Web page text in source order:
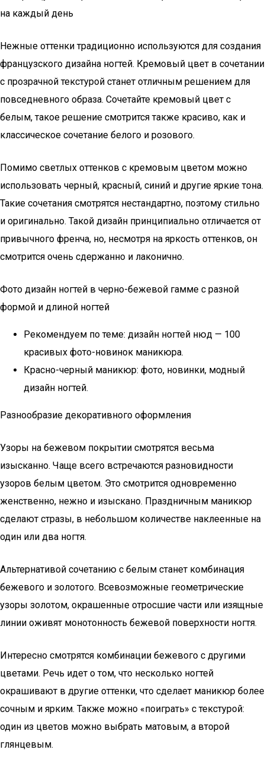
на каждый день
Нежные оттенки традиционно используются для создания
французского дизайна ногтей. Кремовый цвет в сочетании
с прозрачной текстурой станет отличным решением для
повседневного образа. Сочетайте кремовый цвет с
белым, такое решение смотрится также красиво, как и
классическое сочетание белого и розового.
Помимо светлых оттенков с кремовым цветом можно
использовать черный, красный, синий и другие яркие тона.
Такие сочетания смотрятся нестандартно, поэтому стильно
и оригинально. Такой дизайн принципиально отличается от
привычного френча, но, несмотря на яркость оттенков, он
смотрится очень сдержанно и лаконично.
Фото дизайн ногтей в черно-бежевой гамме с разной
формой и длиной ногтей
Рекомендуем по теме: дизайн ногтей нюд — 100
красивых фото-новинок маникюра.
Красно-черный маникюр: фото, новинки, модный
дизайн ногтей.
Разнообразие декоративного оформления
Узоры на бежевом покрытии смотрятся весьма
изысканно. Чаще всего встречаются разновидности
узоров белым цветом. Это смотрится одновременно
женственно, нежно и изыскано. Праздничным маникюр
сделают стразы, в небольшом количестве наклеенные на
один или два ногтя.
Альтернативой сочетанию с белым станет комбинация
бежевого и золотого. Всевозможные геометрические
узоры золотом, окрашенные отросшие части или изящные
линии оживят монотонность бежевой поверхности ногтя.
Интересно смотрятся комбинации бежевого с другими
цветами. Речь идет о том, что несколько ногтей
окрашивают в другие оттенки, что сделает маникюр более
сочным и ярким. Также можно «поиграть» с текстурой:
один из цветов можно выбрать матовым, а второй
глянцевым.